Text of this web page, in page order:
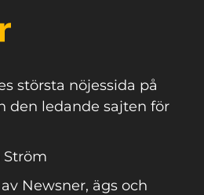
största nöjessida på
den ledande sajten för
Ström
Newsner, ägs och